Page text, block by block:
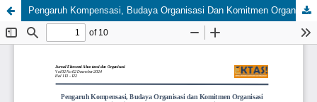
Pengaruh Kompensasi, Budaya Organisasi Dan Komitmen Organisasi Terhadap Kinerja Karyawan CV Harum Melati Jaya Tegal